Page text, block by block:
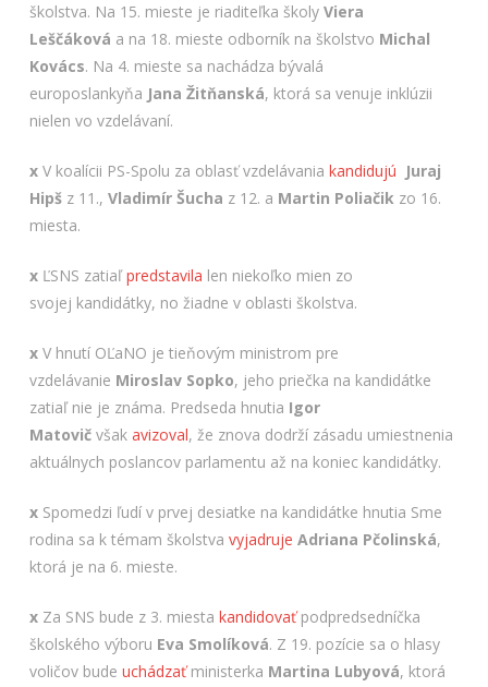
školstva. Na 15. mieste je riaditeľka školy Viera
Leščáková a na 18. mieste odborník na školstvo Michal
Kovács. Na 4. mieste sa nachádza bývalá
europoslankyňa Jana Žitňanská, ktorá sa venuje inklúzii
nielen vo vzdelávaní.
xV koalícii PS-Spolu za oblasť vzdelávania kandidujú Juraj
Hipš z 11., Vladimír Šucha z 12. a Martin Poliačik zo 16.
miesta.
xĽSNS zatiaľpredstavila len niekoľko mien zo
svojej kandidátky, no žiadne v oblasti školstva.
x V hnutí OĽaNO je tieňovým ministrom pre
vzdelávanie Miroslav Sopko, jeho priečka na kandidátke
zatiaľ nie je známa. Predseda hnutia Igor
Matovičvšak avizoval, že znova dodrží zásadu umiestnenia
aktuálnych poslancov parlamentu až na koniec kandidátky.
xSpomedzi ľudí v prvej desiatke na kandidátke hnutia Sme
rodina sa k témam školstva vyjadruje Adriana Pčolinská,
ktorá je na 6. mieste.
xZa SNS bude z 3. miesta kandidovaťpodpredsedníčka
školského výboru Eva Smolíková. Z 19. pozície sa o hlasy
voličov bude uchádzaťministerka Martina Lubyová, ktorá